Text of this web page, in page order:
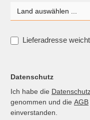
Lieferadresse
Datenschutz
Ich habe die
genommen und die AGB
einverstanden.